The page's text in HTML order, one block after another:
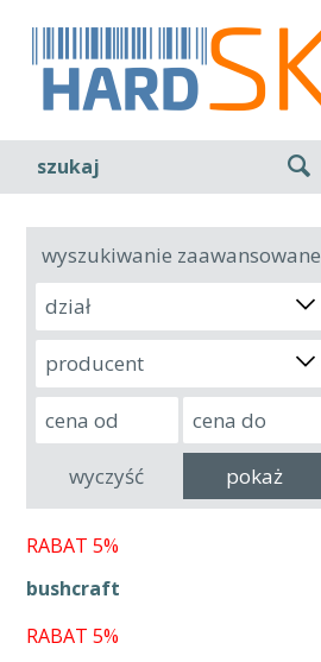
szukaj
wyszukiwanie zaawansowane
dział
producent
RABAT 5%
bushcraft
RABAT 5%